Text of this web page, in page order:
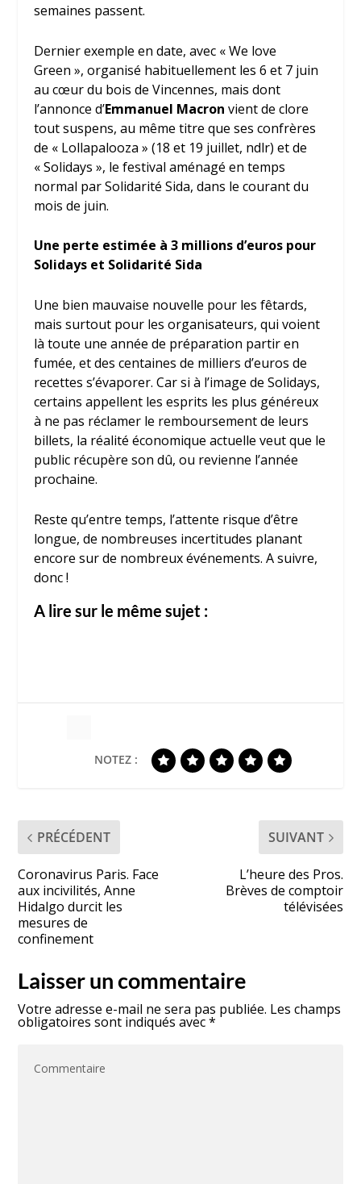
semaines passent.
Dernier exemple en date, avec « We love
Green », organisé habituellement les 6 et 7 juin
au cœur du bois de Vincennes, mais dont
l’annonce d’Emmanuel Macronvient de clore
tout suspens, au même titre que ses confrères
de « Lollapalooza » (18 et 19 juillet, ndlr) et de
« Solidays », le festival aménagé en temps
normal par Solidarité Sida, dans le courant du
mois de juin.
Une perte estimée à 3 millions d’euros pour
Solidays et Solidarité Sida
Une bien mauvaise nouvelle pour les fêtards,
mais surtout pour les organisateurs, qui voient
là toute une année de préparation partir en
fumée, et des centaines de milliers d’euros de
recettes s’évaporer. Car si à l’image de Solidays,
certains appellent les esprits les plus généreux
à ne pas réclamer le remboursement de leurs
billets, la réalité économique actuelle veut que le
public récupère son dû, ou revienne l’année
prochaine.
Reste qu’entre temps, l’attente risque d’être
longue, de nombreuses incertitudes planant
encore sur de nombreux événements. A suivre,
donc !
A lire sur le même sujet :
NOTEZ :
PRÉCÉDENT
Coronavirus Paris. Face
aux incivilités, Anne
Hidalgo durcit les
mesures de
confinement
SUIVANT
L’heure des Pros.
Brèves de comptoir
télévisées
Laisser un commentaire
Votre adresse e-mail ne sera pas publiée. Les champs
obligatoires sont indiqués avec*